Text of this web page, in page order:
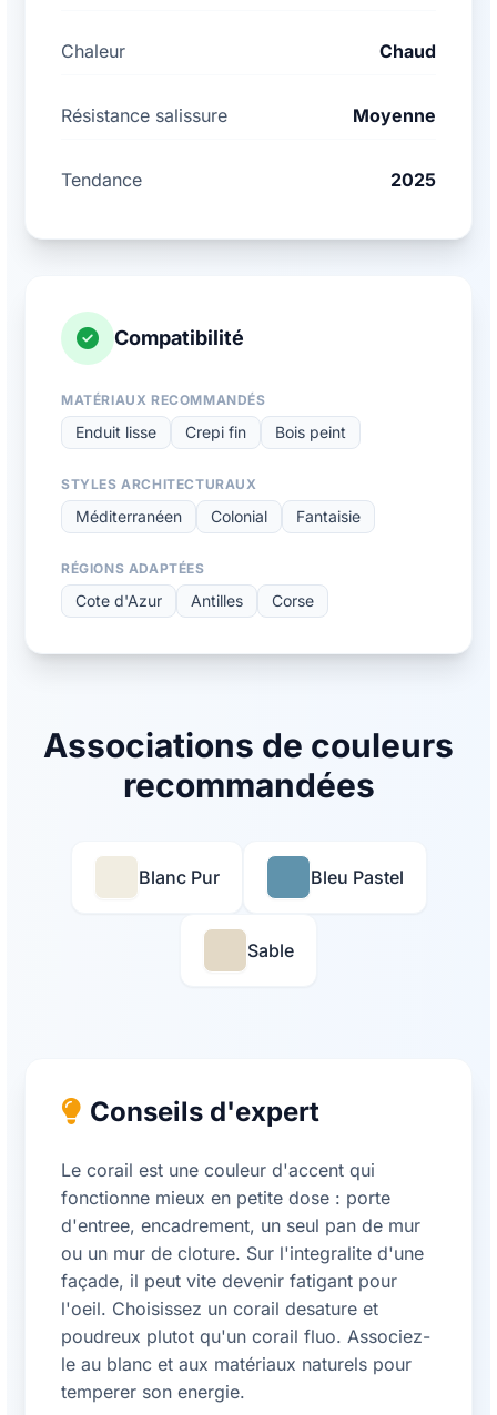
Chaleur Chaud
Résistance salissure Moyenne
Tendance 2025
Compatibilité
MATÉRIAUX RECOMMANDÉS
Enduit lisse Crepi fin Bois peint
STYLES ARCHITECTURAUX
Méditerranéen Colonial Fantaisie
RÉGIONS ADAPTÉES
Cote d'Azur Antilles Corse
Associations de couleurs
recommandées
Blanc Pur Bleu Pastel
Sable
Conseils d'expert
Le corail est une couleur d'accent qui
fonctionne mieux en petite dose : porte
d'entree, encadrement, un seul pan de mur
ou un mur de cloture. Sur l'integralite d'une
façade, il peut vite devenir fatigant pour
l'oeil. Choisissez un corail desature et
poudreux plutot qu'un corail fluo. Associez-
le au blanc et aux matériaux naturels pour
temperer son energie.